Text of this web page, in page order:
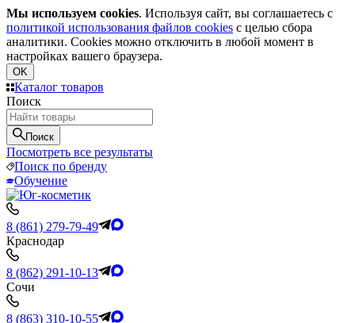
Мы используем cookies. Используя сайт, вы соглашаетесь с
политикой использования файлов cookies с целью сбора
аналитики. Cookies можно отключить в любой момент в
настройках вашего браузера.
OK
Каталог товаров
Поиск
Поиск
Посмотреть все результаты
Поиск по бренду
Обучение
8 (861) 279-79-49
Краснодар
8 (862) 291-10-13
Сочи
8 (863) 310-10-55